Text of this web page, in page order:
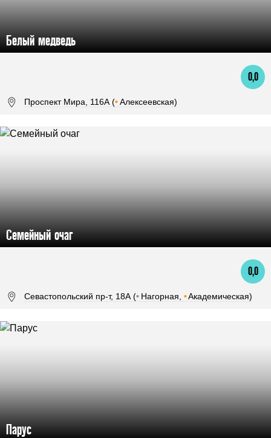
Белый медведь
0,0
Проспект Мира, 116А (•Алексеевская)
Семейный очаг
0,0
Севастопольский пр-т, 18А (• Нагорная, •Академическая)
Парус